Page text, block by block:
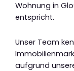
Wohnung in
entspricht.
Unser Team
aufgrund